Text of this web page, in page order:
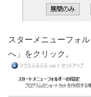
スターメニューフォ
へ」をクリック。